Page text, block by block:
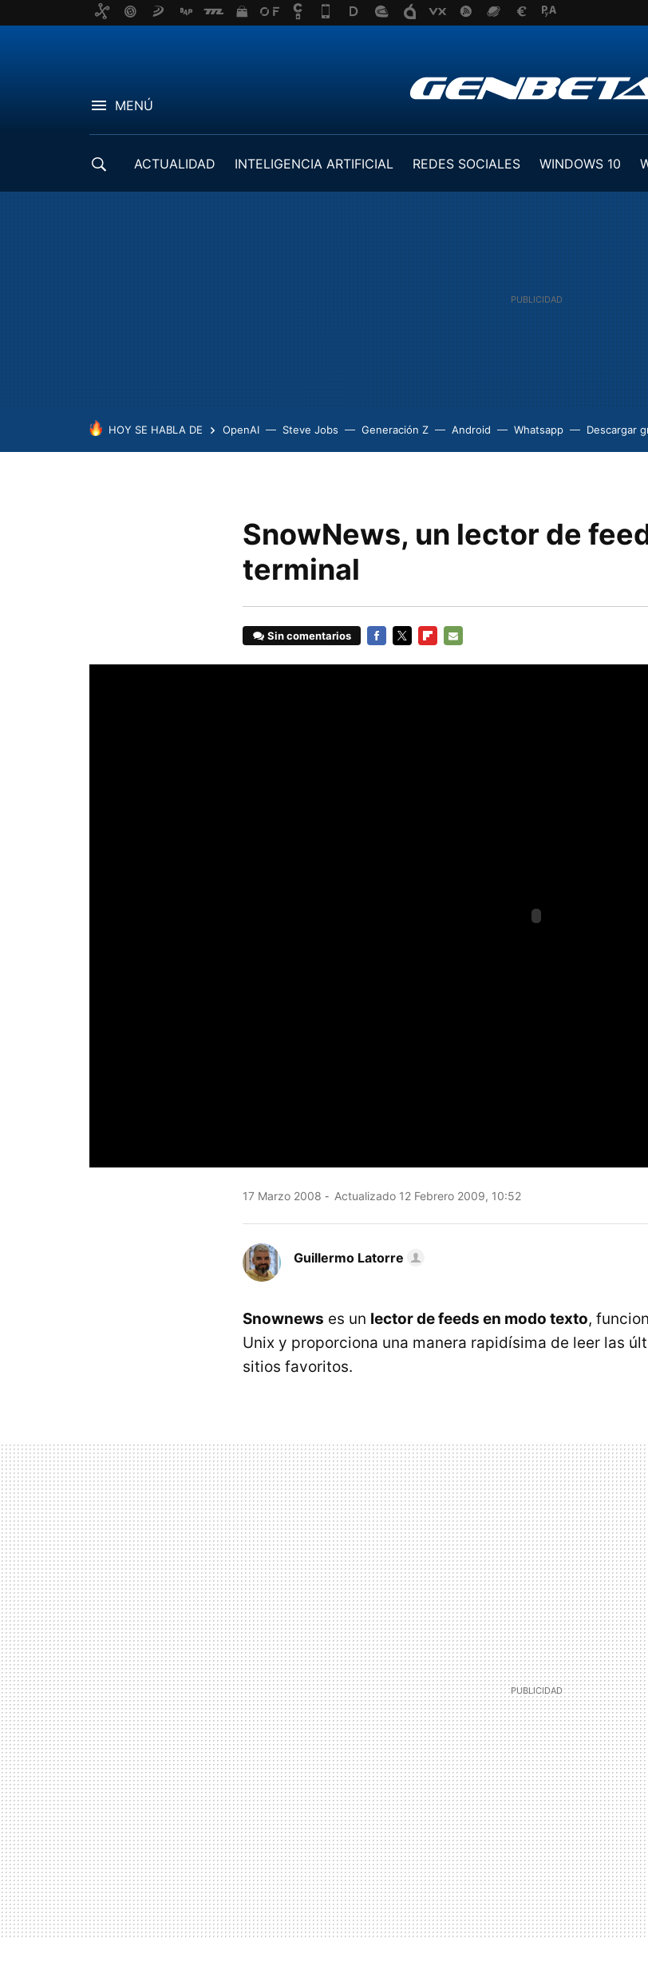
MENÚ
ACTUALIDAD INTELIGENCIA ARTIFICIAL REDES SOCIALES WINDOWS 10
HOY SE HABLA DE OpenAI Steve Jobs Generación Z Android Whatsapp Descargar
SnowNews, un lector de
terminal
Sin comentarios
17 Marzo 2008 Actualizado 12 Febrero 2009, 10:52
Guillermo Latorre
Snownews es un lector de feeds en modo texto,
Unix y proporciona una manera rapidísima de leer las
sitios favoritos.